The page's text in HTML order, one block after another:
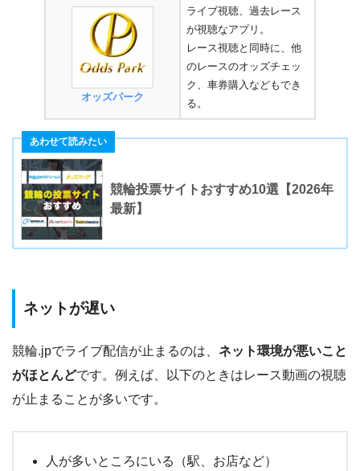
オッズパーク
ライブ視聴、過去レース
が視聴なアプリ。
レース視聴と同時に、他
のレースのオッズチェッ
ク、車券購入などもでき
る。
競輪投票サイトおすすめ10選【2026年
最新】
ネットが遅い
競輪.jpでライブ配信が止まるのは、 ネット環境が悪いこと
がほとんどです。例えば、以下のときはレース動画の視聴
が止まることが多いです。
人が多いところにいる（駅、お店など）